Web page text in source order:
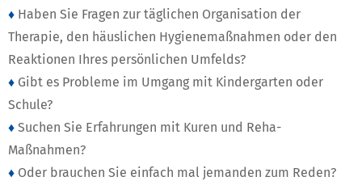
♦ Haben Sie Fragen zur täglichen Organisation der
Therapie, den häuslichen Hygienemaßnahmen oder den
Reaktionen Ihres persönlichen Umfelds?
♦ Gibt es Probleme im Umgang mit Kindergarten oder
Schule?
♦ Suchen Sie Erfahrungen mit Kuren und Reha-
Maßnahmen?
♦ Oder brauchen Sie einfach mal jemanden zum Reden?